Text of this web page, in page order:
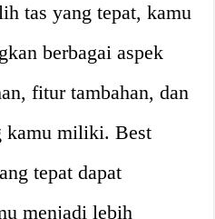
tas yang tepat, kamu
berbagai aspek
fitur tambahan, dan
kamu miliki. Best
tepat dapat
menjadi lebih